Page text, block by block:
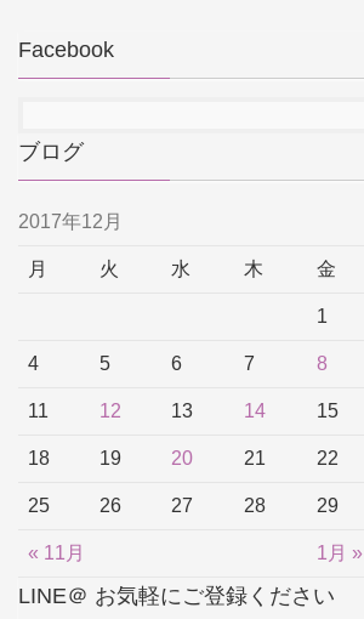
Facebook
ブログ
2017年12月
月 火 水 木 金
« 11月 1月 »
1
4 5 6 7 8
11 12 13 14 15
18 19 20 21 22
25 26 27 28 29
LINE＠ お気軽にご登録ください